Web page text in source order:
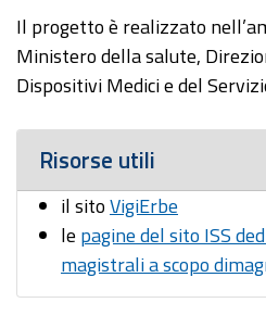
Il progetto è realizzato
Ministero della salute,
Dispositivi Medici e del
Risorse utili
il sitoVigiErbe
le pagine del sito ISS
magistrali a scopo